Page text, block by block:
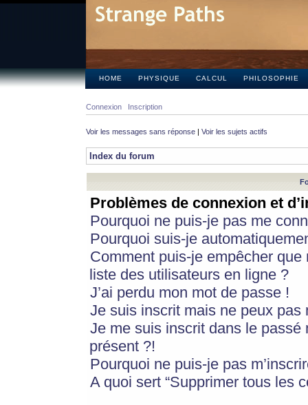
HOME PHYSIQUE CALCUL PHILOSOPHIE
Connexion Inscription
Voir les messages sans réponse | Voir les sujets actifs
Index du forum
Problèmes de connexion et
Pourquoi ne puis-je pas me
Pourquoi suis-je
Comment puis-je empêcher
liste des utilisateurs en ligne ?
J’ai perdu mon mot de passe !
Je suis inscrit mais ne peux pas
Je me suis inscrit dans le
présent ?!
Pourquoi ne puis-je pas
A quoi sert “Supprimer tous les